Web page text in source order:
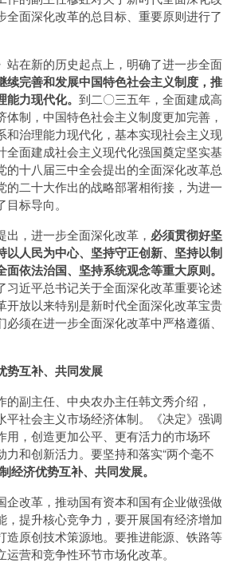
全面深化改革的总目标、重要原则进行了
站在新的历史起点上，明确了进一步全面
续完善和发展中国特色社会主义制度，推
力现代化。 到二〇三五年，全面建成高
体制，中国特色社会主义制度更加完善，
和治理能力现代化，基本实现社会主义现
全面建成社会主义现代化强国奠定坚实基
的十八届三中全会提出的全面深化改革总
的二十大作出的战略部署相衔接，为进一
标导向。
，进一步全面深化改革， 必须贯彻好坚
以人民为中心、坚持守正创新、坚持以制
依法治国、坚持系统观念等重大原则。
习近平总书记关于全面深化改革重要论述
开放以来特别是新时代全面深化改革宝贵
须在进一步全面深化改革中严格遵循、
势互补、共同发展
副主任、中央农办主任韩文秀介绍，
平社会主义市场经济体制。《决定》强调
用，创造更加公平、更有活力的市场环
力和创新活力。要坚持和落实“两个毫不
经济优势互补、共同发展。
企改革，推动国有资本和国有企业做强做
，提升核心竞争力，要开展国有经济增加
造原创技术策源地。要推进能源、铁路等
营和竞争性环节市场化改革。